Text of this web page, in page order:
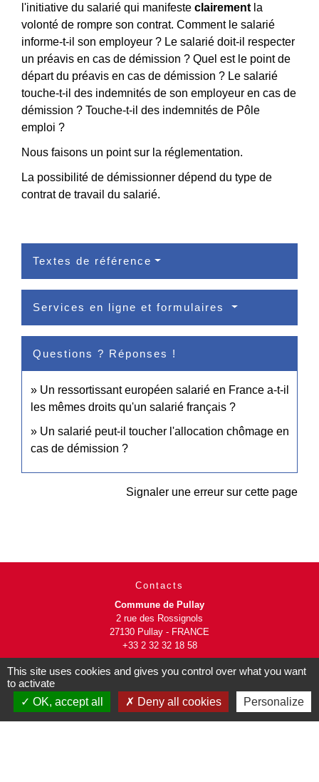
l'initiative du salarié qui manifeste clairement la
volonté de rompre son contrat. Comment le salarié
informe-t-il son employeur ? Le salarié doit-il respecter
un préavis en cas de démission ? Quel est le point de
départ du préavis en cas de démission ? Le salarié
touche-t-il des indemnités de son employeur en cas de
démission ? Touche-t-il des indemnités de Pôle
emploi ?
Nous faisons un point sur la réglementation.
La possibilité de démissionner dépend du type de
contrat de travail du salarié.
Textes de référence
Services en ligne et formulaires
Questions ? Réponses !
Un ressortissant européen salarié en France a-t-il
les mêmes droits qu'un salarié français ?
Un salarié peut-il toucher l'allocation chômage en
cas de démission ?
Signaler une erreur sur cette page
Contacts
Commune de Pullay
2 rue des Rossignols
27130 Pullay - FRANCE
+33 2 32 32 18 58
Site internet :
www.pullay.fr
This site uses cookies and gives you control over what you want
to activate
OK, accept all
Deny all cookies Personalize